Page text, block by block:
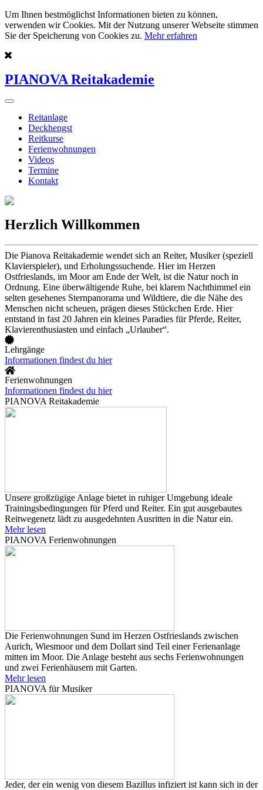
Um Ihnen bestmöglichst Informationen bieten zu können,
verwenden wir Cookies. Mit der Nutzung unserer Webseite stimmen
Sie der Speicherung von Cookies zu. Mehr erfahren
PIANOVA Reitakademie
Reitanlage
Deckhengst
Reitkurse
Ferienwohnungen
Videos
Termine
Kontakt
Herzlich Willkommen
Die Pianova Reitakademie wendet sich an Reiter, Musiker (speziell
Klavierspieler), und Erholungssuchende. Hier im Herzen
Ostfrieslands, im Moor am Ende der Welt, ist die Natur noch in
Ordnung. Eine überwältigende Ruhe, bei klarem Nachthimmel ein
selten gesehenes Sternpanorama und Wildtiere, die die Nähe des
Menschen nicht scheuen, prägen dieses Stückchen Erde. Hier
entstand in fast 20 Jahren ein kleines Paradies für Pferde, Reiter,
Klavierenthusiasten und einfach „Urlauber“.
Lehrgänge
Informationen findest du hier
Ferienwohnungen
Informationen findest du hier
PIANOVA Reitakademie
Unsere großzügige Anlage bietet in ruhiger Umgebung ideale
Trainingsbedingungen für Pferd und Reiter. Ein gut ausgebautes
Reitwegenetz lädt zu ausgedehnten Ausritten in die Natur ein.
Mehr lesen
PIANOVA Ferienwohnungen
Die Ferienwohnungen Sund im Herzen Ostfrieslands zwischen
Aurich, Wiesmoor und dem Dollart sind Teil einer Ferienanlage
mitten im Moor. Die Anlage besteht aus sechs Ferienwohnungen
und zwei Ferienhäusern mit Garten.
Mehr lesen
PIANOVA für Musiker
Jeder, der ein wenig von diesem Bazillus infiziert ist kann sich in der